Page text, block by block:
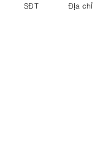
SĐT Địa chỉ